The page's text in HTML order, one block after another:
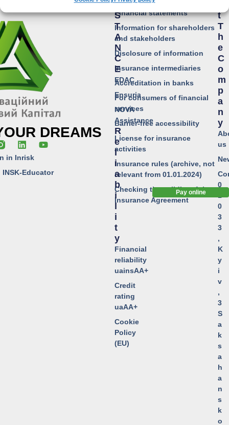
DREAMS
in Inrisk
Educator
Pay online
Financial statements
Information for shareholders
and stakeholders
Disclosure of information
Insurance intermediaries
Accreditation in banks
For consumers of financial
services
Barrier-free accessibility
License for insurance
activities
Insurance rules (archive, not
relevant from 01.01.2024)
Checking the validity of the
Insurance Agreement
I
S
T
A
N
C
E
EDAC
Ensuria
NOVA
Assistance
R
E
L
I
A
B
I
L
I
T
Y
Financial
reliability
uainsAA+
Credit
rating
uaAA+
Cookie
Policy
(EU)
T
T
H
E
C
O
M
P
A
N
Y
us
0
0
3
3
,
K
y
i
v
,
3
S
a
k
s
a
h
a
n
s
k
o